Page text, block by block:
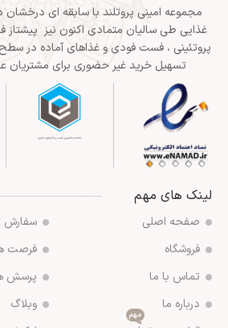
مجموعه امینی پروتلند با سابقه ای درخشان
غذایی طی سالیان متمادی اکنون نیز پیشتاز
پروتئینی ، فست فودی و غذاهای آماده در
تسهیل خرید غیر حضوری برای مشتریان
لینک های مهم
صفحه اصلی
فروشگاه
تماس با ما
درباره ما
مهم
سفارش
فرصت
پرسش
وبلاگ